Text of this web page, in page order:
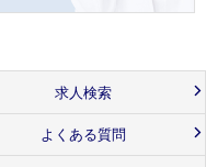
求人検索
よくある質問